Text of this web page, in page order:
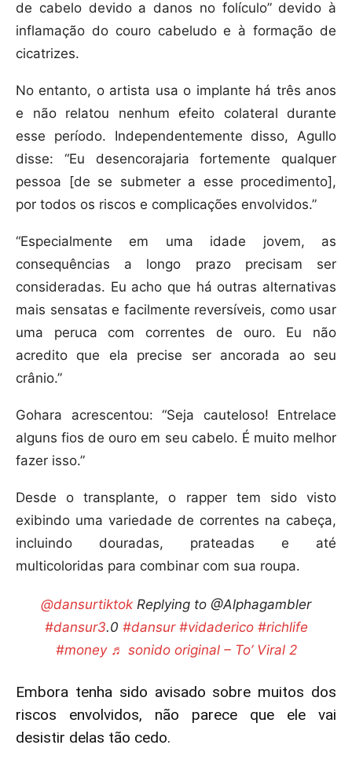
de cabelo devido a danos no folículo” devido à
inflamação do couro cabeludo e à formação de
cicatrizes.
No entanto, o artista usa o implante há três anos
e não relatou nenhum efeito colateral durante
esse período. Independentemente disso, Agullo
disse: “Eu desencorajaria fortemente qualquer
pessoa [de se submeter a esse procedimento],
por todos os riscos e complicações envolvidos.”
“Especialmente em uma idade jovem, as
consequências a longo prazo precisam ser
consideradas. Eu acho que há outras alternativas
mais sensatas e facilmente reversíveis, como usar
uma peruca com correntes de ouro. Eu não
acredito que ela precise ser ancorada ao seu
crânio.”
Gohara acrescentou: “Seja cauteloso! Entrelace
alguns fios de ouro em seu cabelo. É muito melhor
fazer isso.”
Desde o transplante, o rapper tem sido visto
exibindo uma variedade de correntes na cabeça,
incluindo douradas, prateadas e até
multicoloridas para combinar com sua roupa.
@dansurtiktok Replying to @Alphagambler
#dansur3.0 #dansur #vidaderico #richlife
#money ♬ sonido original – To’ Viral 2
Embora tenha sido avisado sobre muitos dos
riscos envolvidos, não parece que ele vai
desistir delas tão cedo.